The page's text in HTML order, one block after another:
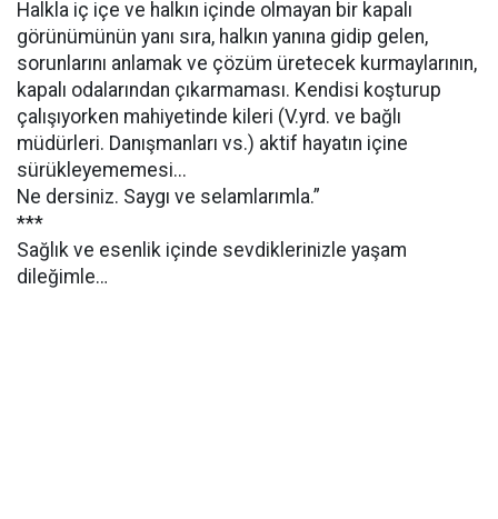
Halkla iç içe ve halkın içinde olmayan bir kapalı
görünümünün yanı sıra, halkın yanına gidip gelen,
sorunlarını anlamak ve çözüm üretecek kurmaylarının,
kapalı odalarından çıkarmaması. Kendisi koşturup
çalışıyorken mahiyetinde kileri (V.yrd. ve bağlı
müdürleri. Danışmanları vs.) aktif hayatın içine
sürükleyememesi...
Ne dersiniz. Saygı ve selamlarımla.”
***
Sağlık ve esenlik içinde sevdiklerinizle yaşam
dileğimle…